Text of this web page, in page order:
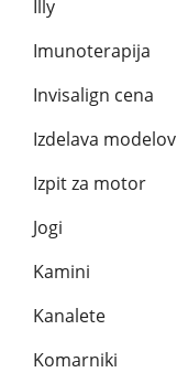
Illy
Imunoterapija
Invisalign cena
Izdelava modelov
Izpit za motor
Jogi
Kamini
Kanalete
Komarniki